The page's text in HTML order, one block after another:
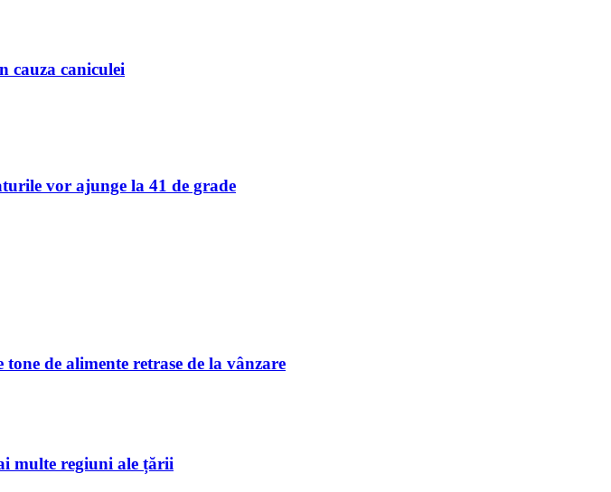
cauza caniculei
vor ajunge la 41 de grade
de alimente retrase de la vânzare
multe regiuni ale țării